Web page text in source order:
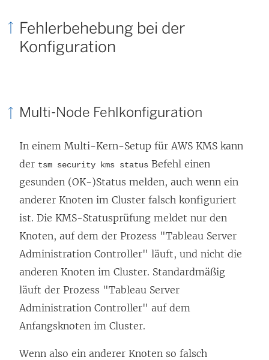
Fehlerbehebung bei der
Konfiguration
Multi-Node Fehlkonfiguration
In einem Multi-Kern-Setup für AWS KMS kann
der tsm security kms status Befehl einen
gesunden (OK-)Status melden, auch wenn ein
anderer Knoten im Cluster falsch konfiguriert
ist. Die KMS-Statusprüfung meldet nur den
Knoten, auf dem der Prozess "Tableau Server
Administration Controller" läuft, und nicht die
anderen Knoten im Cluster. Standardmäßig
läuft der Prozess "Tableau Server
Administration Controller" auf dem
Anfangsknoten im Cluster.
Wenn also ein anderer Knoten so falsch